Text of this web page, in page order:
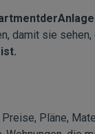
damit sie
Pläne,